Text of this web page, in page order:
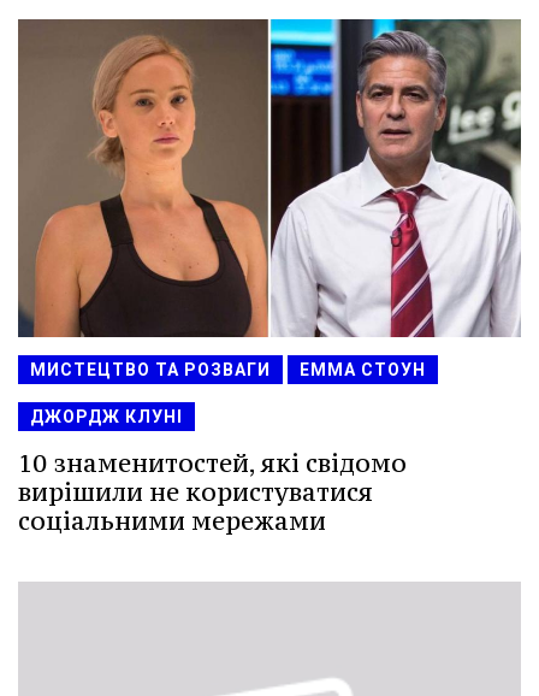
МИСТЕЦТВО ТА РОЗВАГИ ЕММА СТОУН
ДЖОРДЖ КЛУНІ
10 знаменитостей, які свідомо
вирішили не користуватися
соціальними мережами